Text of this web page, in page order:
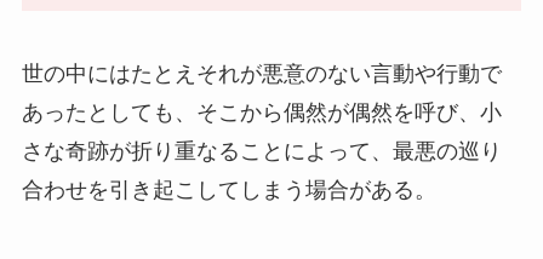
世の中にはたとえそれが悪意のない言動や行動で
あったとしても、そこから偶然が偶然を呼び、小
さな奇跡が折り重なることによって、最悪の巡り
合わせを引き起こしてしまう場合がある。